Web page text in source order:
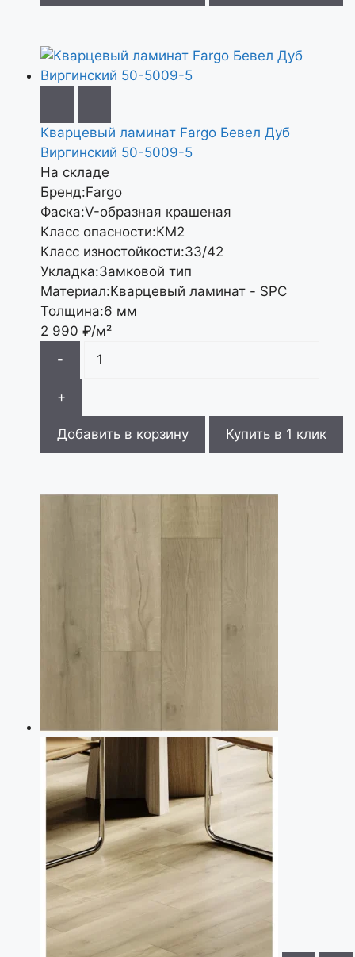
Кварцевый ламинат Fargo Бевел Дуб
Виргинский 50-5009-5
На складе
Бренд:Fargo
Фаска:V-образная крашеная
Класс опасности:КМ2
Класс изностойкости:33/42
Укладка:Замковой тип
Материал:Кварцевый ламинат - SPC
Толщина:6 мм
2 990 ₽/м²
-
+
Добавить в корзину Купить в 1 клик